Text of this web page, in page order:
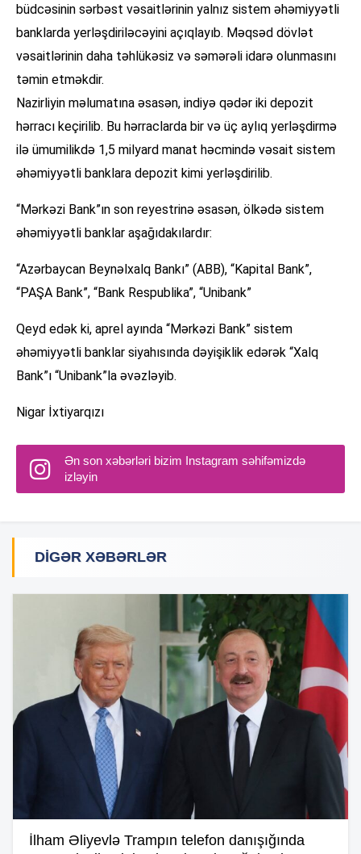
büdcəsinin sərbəst vəsaitlərinin yalnız sistem əhəmiyyətli
banklarda yerləşdiriləcəyini açıqlayıb. Məqsəd dövlət
vəsaitlərinin daha təhlükəsiz və səmərəli idarə olunmasını
təmin etməkdir.
Nazirliyin məlumatına əsasən, indiyə qədər iki depozit
hərracı keçirilib. Bu hərraclarda bir və üç aylıq yerləşdirmə
ilə ümumilikdə 1,5 milyard manat həcmində vəsait sistem
əhəmiyyətli banklara depozit kimi yerləşdirilib.
“Mərkəzi Bank”ın son reyestrinə əsasən, ölkədə sistem
əhəmiyyətli banklar aşağıdakılardır:
“Azərbaycan Beynəlxalq Bankı” (ABB), “Kapital Bank”,
“PAŞA Bank”, “Bank Respublika”, “Unibank”
Qeyd edək ki, aprel ayında “Mərkəzi Bank” sistem
əhəmiyyətli banklar siyahısında dəyişiklik edərək “Xalq
Bank”ı “Unibank”la əvəzləyib.
Nigar İxtiyarqızı
Ən son xəbərləri bizim Instagram səhifəmizdə
izləyin
DIGƏR XƏBƏRLƏR
İlham Əliyevlə Trampın telefon danışığında